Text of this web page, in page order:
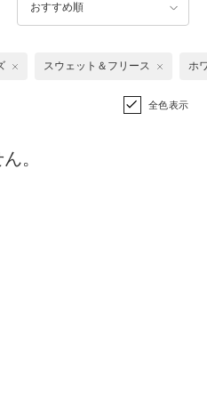
おすすめ順
スウェット＆フリース ホ
全色表示
。